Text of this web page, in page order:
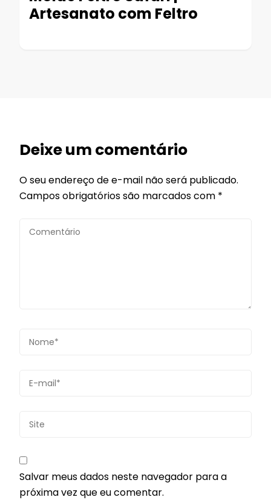
Artesanato com Feltro
Deixe um comentário
O seu endereço de e-mail não será publicado.
Campos obrigatórios são marcados com *
Salvar meus dados neste navegador para a
próxima vez que eu comentar.